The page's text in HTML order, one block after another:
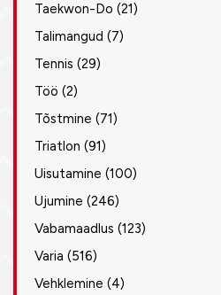
Taekwon-Do (21)
Talimangud (7)
Tennis (29)
Töö (2)
Tõstmine (71)
Triatlon (91)
Uisutamine (100)
Ujumine (246)
Vabamaadlus (123)
Varia (516)
Vehklemine (4)